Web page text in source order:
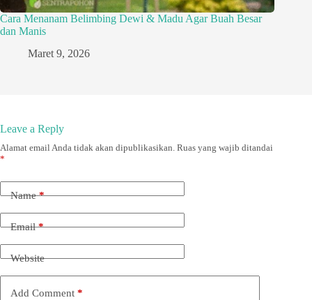
Cara Menanam Belimbing Dewi & Madu Agar Buah Besar
dan Manis
Maret 9, 2026
Leave a Reply
Alamat email Anda tidak akan dipublikasikan. Ruas yang wajib ditandai
*
Name*
Email*
Website
Add Comment *